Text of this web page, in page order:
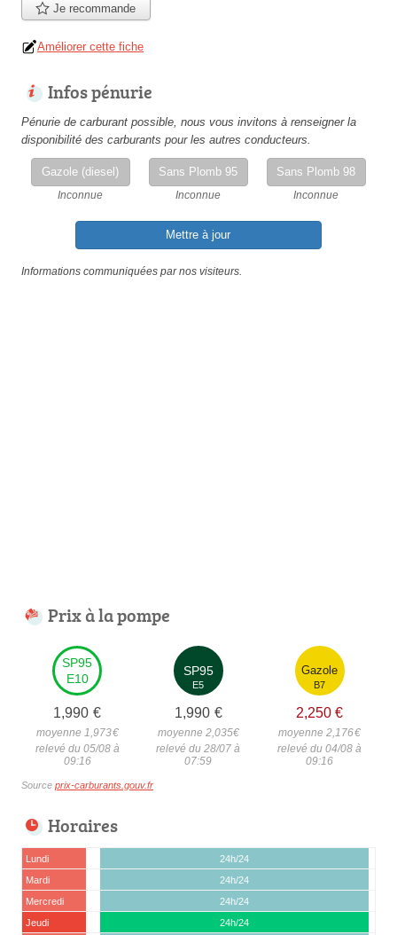
Je recommande
Améliorer cette fiche
Infos pénurie
Pénurie de carburant possible, nous vous invitons à renseigner la
disponibilité des carburants pour les autres conducteurs.
Gazole (diesel)
Inconnue
Sans Plomb 95
Inconnue
Sans Plomb 98
Inconnue
Mettre à jour
Informations communiquées par nos visiteurs.
Prix à la pompe
SP95
E10
1,990 €
moyenne 1,973€
relevé du 05/08 à
09:16
SP95
E5
1,990 €
moyenne 2,035€
relevé du 28/07 à
07:59
Gazole
B7
2,250 €
moyenne 2,176€
relevé du 04/08 à
09:16
Source prix-carburants.gouv.fr
Horaires
Lundi
24h/24
Mardi
24h/24
Mercredi
24h/24
Jeudi
24h/24